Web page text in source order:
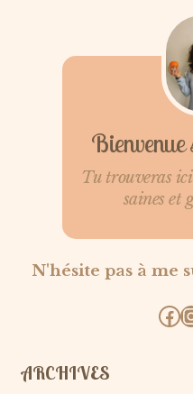
Bienvenue
Tu trouveras ici
saines et
N'hésite pas à me
ARCHIVES